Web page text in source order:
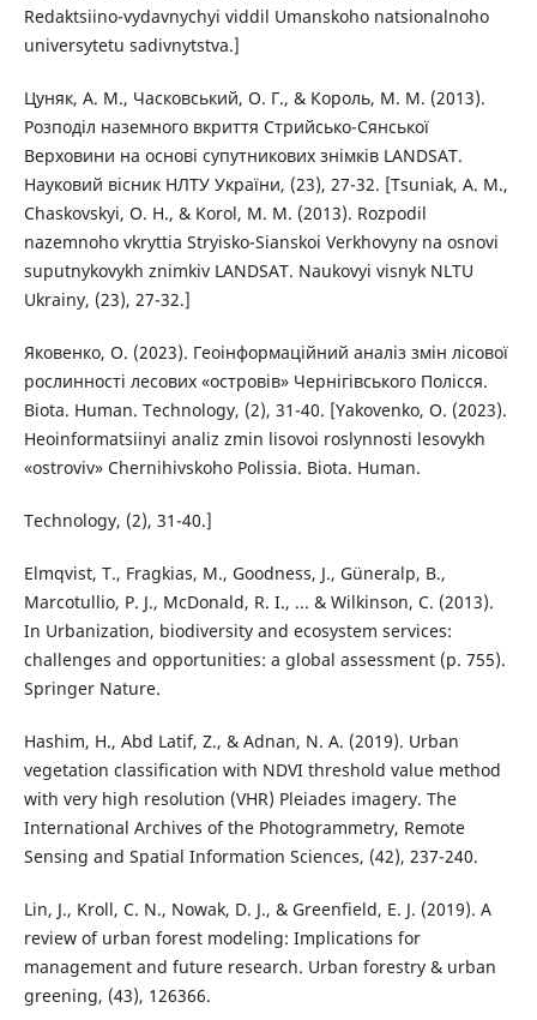
Redaktsiino-vydavnychyi viddil Umanskoho natsionalnoho
universytetu sadivnytstva.]
Цуняк, А. М., Часковський, О. Г., & Король, М. М. (2013).
Розподіл наземного вкриття Стрийсько-Сянської
Верховини на основі супутникових знімків LANDSAT.
Науковий вісник НЛТУ України, (23), 27-32. [Tsuniak, A. M.,
Chaskovskyi, O. H., & Korol, M. M. (2013). Rozpodil
nazemnoho vkryttia Stryisko-Sianskoi Verkhovyny na osnovi
suputnykovykh znimkiv LANDSAT. Naukovyi visnyk NLTU
Ukrainy, (23), 27-32.]
Яковенко, О. (2023). Геоінформаційний аналіз змін лісової
рослинності лесових «островів» Чернігівського Полісся.
Biota. Human. Technology, (2), 31-40. [Yakovenko, O. (2023).
Heoinformatsiinyi analiz zmin lisovoi roslynnosti lesovykh
«ostroviv» Chernihivskoho Polissia. Biota. Human.
Technology, (2), 31-40.]
Elmqvist, T., Fragkias, M., Goodness, J., Güneralp, B.,
Marcotullio, P. J., McDonald, R. I., ... & Wilkinson, C. (2013).
In Urbanization, biodiversity and ecosystem services:
challenges and opportunities: a global assessment (p. 755).
Springer Nature.
Hashim, H., Abd Latif, Z., & Adnan, N. A. (2019). Urban
vegetation classification with NDVI threshold value method
with very high resolution (VHR) Pleiades imagery. The
International Archives of the Photogrammetry, Remote
Sensing and Spatial Information Sciences, (42), 237-240.
Lin, J., Kroll, C. N., Nowak, D. J., & Greenfield, E. J. (2019). A
review of urban forest modeling: Implications for
management and future research. Urban forestry & urban
greening, (43), 126366.